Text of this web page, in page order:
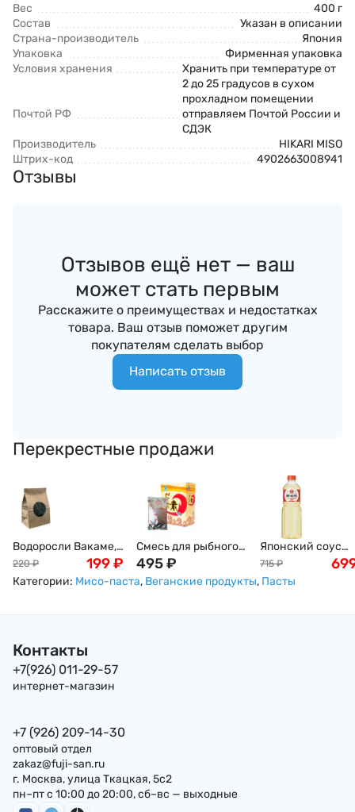
Вес
400 г
Состав
Указан в описании
Страна-производитель
Япония
Упаковка
Фирменная упаковка
Условия хранения
Хранить при температуре от
2 до 25 градусов в сухом
прохладном помещении
Почтой РФ
отправляем Почтой России и
СДЭК
Производитель
HIKARI MISO
Штрих-код
4902663008941
Отзывы
Отзывов ещё нет — ваш
может стать первым
Расскажите о преимуществах и недостатках
товара. Ваш отзыв поможет другим
покупателям сделать выбор
Написать отзыв
Перекрестные продажи
Водоросли Вакаме,
100г
220 ₽ 199₽
Смесь для рыбного
бульона Хондаши
(Даши/Даси), 500г
495₽
Японский соус
мирин King Jyoso,
1000мл
715 ₽
Категории: Мисо-паста, Веганские продукты, Пасты
Контакты
+7(926) 011-29-57
интернет-магазин
+7 (926) 209-14-30
оптовый отдел
zakaz@fuji-san.ru
г. Москва, улица Ткацкая, 5с2
пн–пт с 10:00 до 20:00, сб–вс — выходные